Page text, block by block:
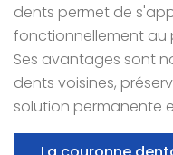
dents permet de
fonctionnellement au
Ses avantages sont
dents voisines,
solution permanente